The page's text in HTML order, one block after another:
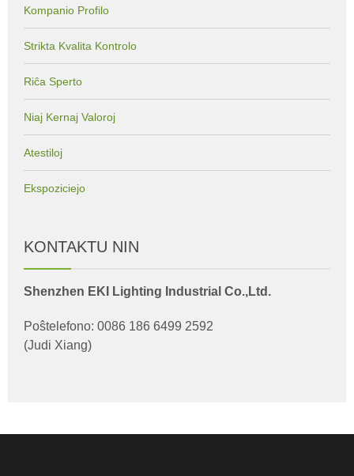
Kompanio Profilo
Strikta Kvalita Kontrolo
Riĉa Sperto
Niaj Kernaj Valoroj
Atestiloj
Ekspoziciejo
KONTAKTU NIN
Shenzhen EKI Lighting Industrial Co.,Ltd.
Poŝtelefono: 0086 186 6499 2592
(Judi Xiang)